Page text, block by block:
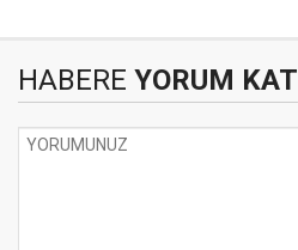
HABERE YORUM KAT